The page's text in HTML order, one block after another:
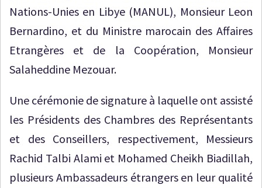
Nations-Unies en Libye (MANUL), Monsieur Leon
Bernardino, et du Ministre marocain des Affaires
Etrangères et de la Coopération, Monsieur
Salaheddine Mezouar.
Une cérémonie de signature à laquelle ont assisté
les Présidents des Chambres des Représentants
et des Conseillers, respectivement, Messieurs
Rachid Talbi Alami et Mohamed Cheikh Biadillah,
plusieurs Ambassadeurs étrangers en leur qualité